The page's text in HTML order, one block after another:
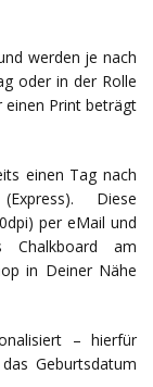
werden je nach
oder in der Rolle
einen Print beträgt
einen Tag nach
Diese
per eMail und
Chalkboard am
in Deiner Nähe
– hierfür
Geburtsdatum